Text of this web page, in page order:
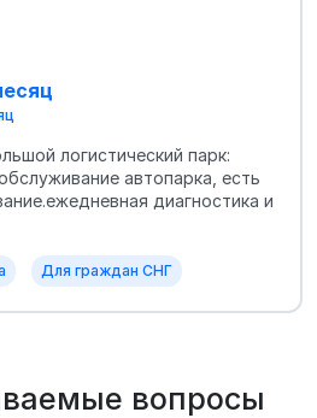
логистический парк:
автопарка, есть
диагностика и
Для граждан СНГ
вопросы